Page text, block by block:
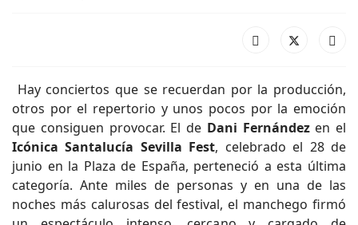
Hay conciertos que se recuerdan por la producción,
otros por el repertorio y unos pocos por la emoción
que consiguen provocar. El de Dani Fernándezen el
Icónica Santalucía Sevilla Fest, celebrado el 28 de
junio en la Plaza de España, perteneció a esta última
categoría. Ante miles de personas y en una de las
noches más calurosas del festival, el manchego firmó